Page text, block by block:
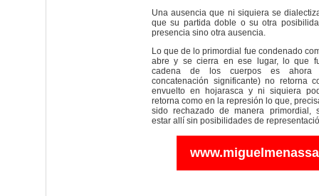
Una ausencia que ni siquiera se
que su partida doble o su otra
presencia sino otra ausencia.
Lo que de lo primordial fue condenado
abre y se cierra en ese lugar, lo que
cadena de los cuerpos es
concatenación significante) no retorna
envuelto en hojarasca y ni siquiera
retorna como en la represión lo que,
sido rechazado de manera primordial,
estar allí sin posibilidades de